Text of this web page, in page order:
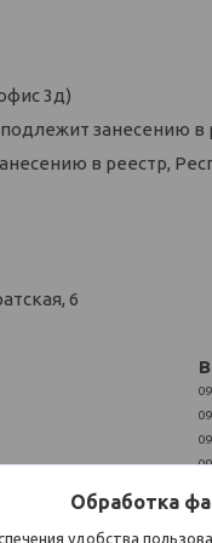
3д)
занесению в
в реестр,
6
Обработка
удобства